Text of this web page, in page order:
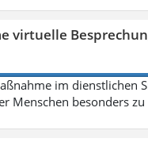
virtuelle
im dienstlichen
Menschen besonders